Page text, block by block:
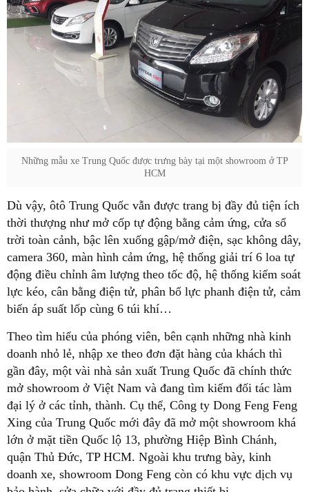
Những mẫu xe Trung Quốc được trưng bày tại một showroom ở TP
HCM
Dù vậy, ôtô Trung Quốc vẫn được trang bị đầy đủ tiện ích
thời thượng như mở cốp tự động bằng cảm ứng, cửa sổ
trời toàn cảnh, bậc lên xuống gập/mở điện, sạc không dây,
camera 360, màn hình cảm ứng, hệ thống giải trí 6 loa tự
động điều chỉnh âm lượng theo tốc độ, hệ thống kiểm soát
lực kéo, cân bằng điện tử, phân bổ lực phanh điện tử, cảm
biến áp suất lốp cùng 6 túi khí…
Theo tìm hiểu của phóng viên, bên cạnh những nhà kinh
doanh nhỏ lẻ, nhập xe theo đơn đặt hàng của khách thì
gần đây, một vài nhà sản xuất Trung Quốc đã chính thức
mở showroom ở Việt Nam và đang tìm kiếm đối tác làm
đại lý ở các tỉnh, thành. Cụ thể, Công ty Dong Feng Feng
Xing của Trung Quốc mới đây đã mở một showroom khá
lớn ở mặt tiền Quốc lộ 13, phường Hiệp Bình Chánh,
quận Thủ Đức, TP HCM. Ngoài khu trưng bày, kinh
doanh xe, showroom Dong Feng còn có khu vực dịch vụ